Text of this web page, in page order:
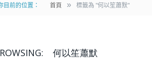
目前的位置： 首頁 » 標籤為 "何以笙蕭默"
何以笙蕭默